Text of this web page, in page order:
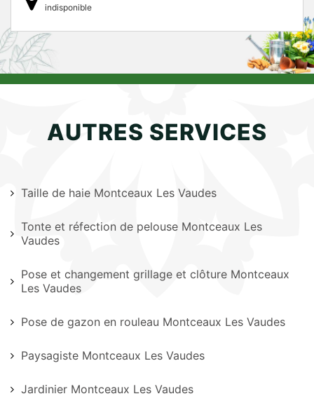
indisponible
AUTRES SERVICES
Taille de haie Montceaux Les Vaudes
Tonte et réfection de pelouse Montceaux Les
Vaudes
Pose et changement grillage et clôture Montceaux
Les Vaudes
Pose de gazon en rouleau Montceaux Les Vaudes
Paysagiste Montceaux Les Vaudes
Jardinier Montceaux Les Vaudes